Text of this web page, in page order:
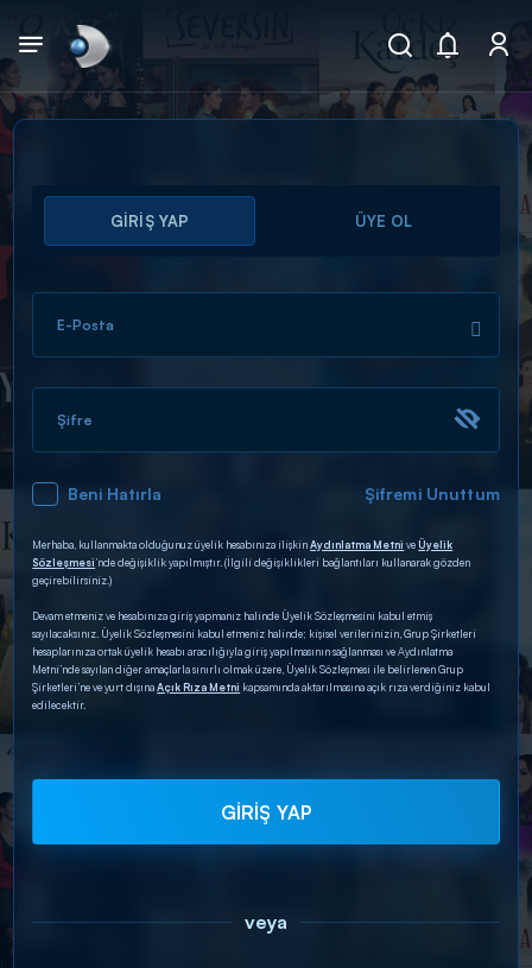
Arama
ARAMA SONUÇLARI
DİĞER SONUÇLAR
GİRİŞ YAP ÜYE OL
E-Posta
Şifre
Beni Hatırla Şifremi Unuttum
Merhaba, kullanmakta olduğunuz üyelik hesabınıza ilişkinAydınlatma Metni veÜyelik
Sözleşmesi’nde değişiklik yapılmıştır. (İlgili değişiklikleri bağlantıları kullanarak gözden
geçirebilirsiniz.)
Devam etmeniz ve hesabınıza giriş yapmanız halinde Üyelik Sözleşmesini kabul etmiş
sayılacaksınız. Üyelik Sözleşmesini kabul etmeniz halinde; kişisel verilerinizin, Grup Şirketleri
hesaplarınıza ortak üyelik hesabı aracılığıyla giriş yapılmasının sağlanması ve Aydınlatma
Metni’nde sayılan diğer amaçlarla sınırlı olmak üzere, Üyelik Sözleşmesi ile belirlenen Grup
Şirketleri’ne ve yurt dışınaAçık Rıza Metni kapsamında aktarılmasına açık rıza verdiğiniz kabul
edilecektir.
GİRİŞ YAP
veya